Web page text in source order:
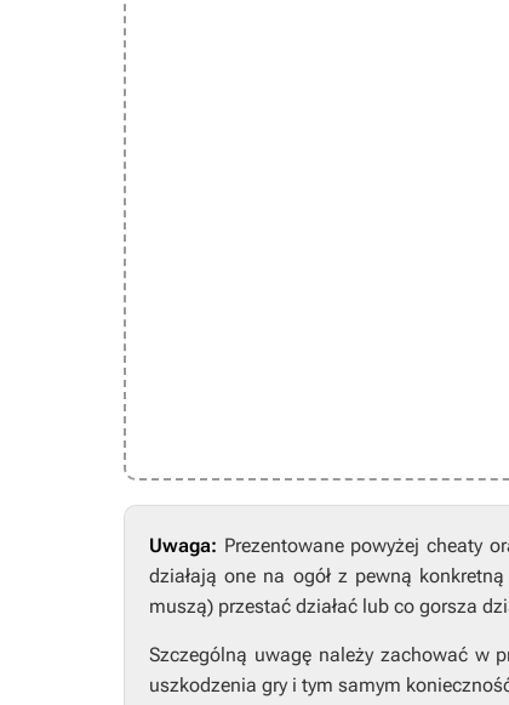
Uwaga: Prezentowane powyżej cheaty
działają one na ogół z pewną
muszą) przestać działać lub co gorsza
Szczególną uwagę należy zachować w
uszkodzenia gry i tym samym